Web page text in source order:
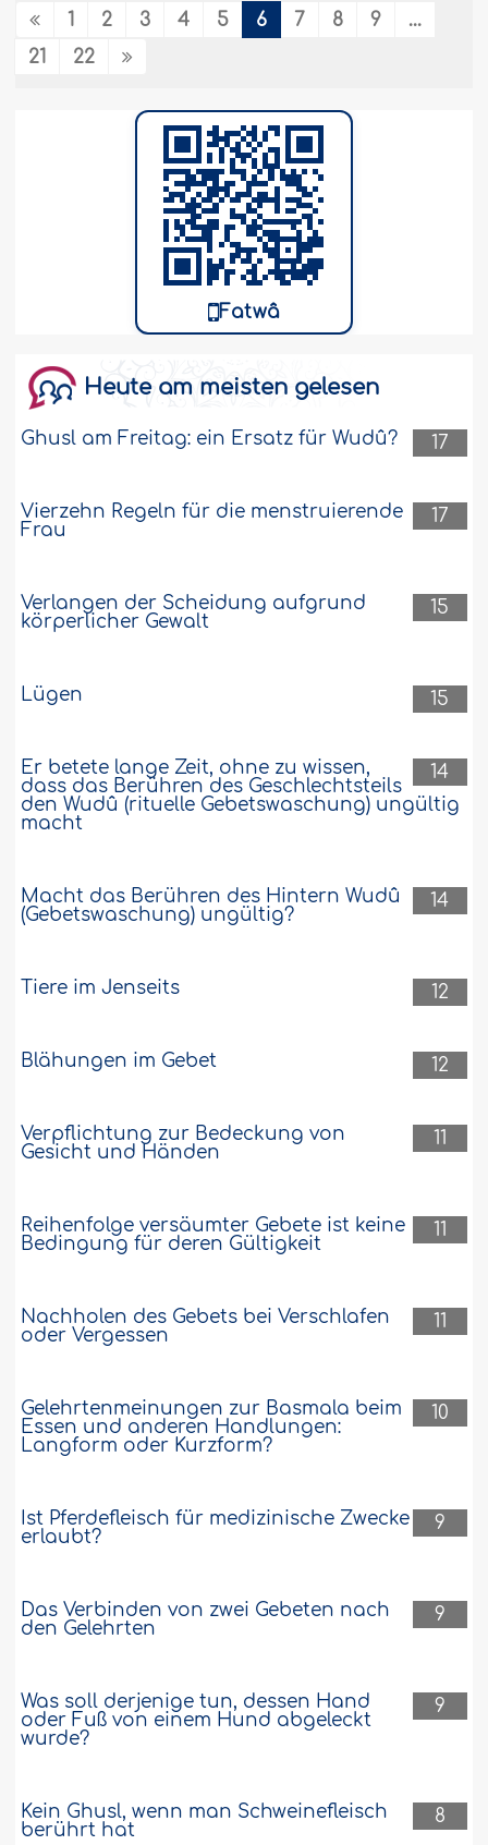
42955
geht, das Freitagsgebet verrichten?
Ich bin ein körperlich behinderter junger
Mann. Ich bewege mich allein mit Hilfe
von Krücken. Muss ich am
Gemeinschaftsgebet und am
Freitagsgebet teilnehmen? Danke!..
Freitagsgebet für Person, die in der Wüste
arbeitet
Wie lautet das Urteil für das
nehmen dann Urlaub)? Ist es für die Zeit,
in der wir uns in der Wüste befinden,
1 2 3 4 5 6 7 8 9
...
21
22
Fatwâ
Heute am meisten gelesen
17
Ghusl am Freitag: ein Ersatz für Wudû?
17
Vierzehn Regeln für die menstruierende
Frau
15
Verlangen der Scheidung aufgrund
körperlicher Gewalt
15
Lügen
14
Er betete lange Zeit, ohne zu wissen,
dass das Berühren des Geschlechtsteils
den Wudû (rituelle Gebetswaschung) ungültig
macht
14
Macht das Berühren des Hintern Wudû
(Gebetswaschung) ungültig?
12
Tiere im Jenseits
12
Blähungen im Gebet
11
Verpflichtung zur Bedeckung von
Gesicht und Händen
11
Reihenfolge versäumter Gebete ist keine
Bedingung für deren Gültigkeit
11
Nachholen des Gebets bei Verschlafen
oder Vergessen
10
Gelehrtenmeinungen zur Basmala beim
Essen und anderen Handlungen:
Langform oder Kurzform?
9
Ist Pferdefleisch für medizinische Zwecke
erlaubt?
9
Das Verbinden von zwei Gebeten nach
den Gelehrten
9
Was soll derjenige tun, dessen Hand
oder Fuß von einem Hund abgeleckt
wurde?
8
Kein Ghusl, wenn man Schweinefleisch
berührt hat